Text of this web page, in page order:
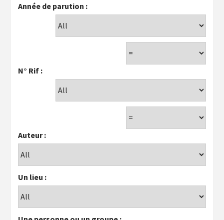
Année de parution :
N° Rif :
Auteur :
Un lieu :